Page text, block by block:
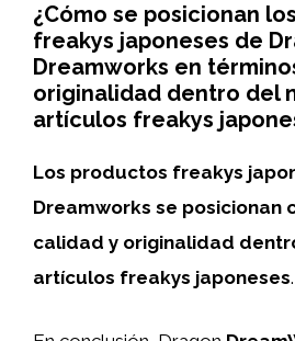
¿Cómo se posicionan
freakys japoneses de
Dreamworks en
originalidad dentro del
artículos freakys
Los productos freakys
Dreamworks se posicionan
calidad y originalidad
artículos freakys japoneses.